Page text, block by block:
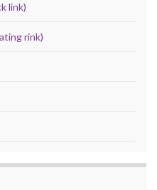
link)
rink)